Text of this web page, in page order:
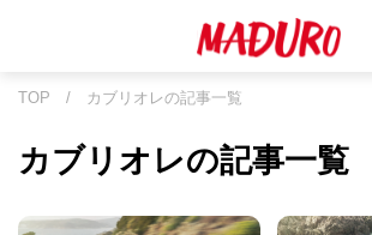
TOP / カブリオレの記事一覧
カブリオレの記事一覧